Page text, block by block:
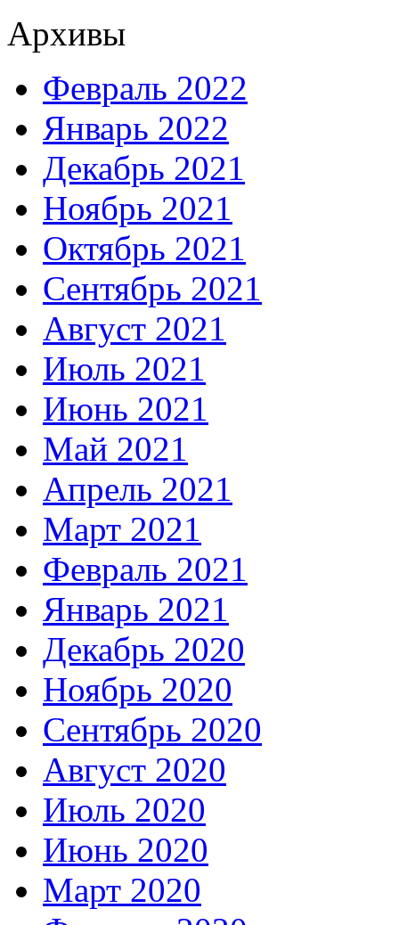
Архивы
Февраль 2022
Январь 2022
Декабрь 2021
Ноябрь 2021
Октябрь 2021
Сентябрь 2021
Август 2021
Июль 2021
Июнь 2021
Май 2021
Апрель 2021
Март 2021
Февраль 2021
Январь 2021
Декабрь 2020
Ноябрь 2020
Сентябрь 2020
Август 2020
Июль 2020
Июнь 2020
Март 2020